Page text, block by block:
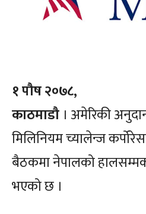
१ पौष २०७८,
काठमाडौ । अमेरिकी
मिलिनियम च्यालेन्ज
बैठकमा नेपालको
भएको छ ।